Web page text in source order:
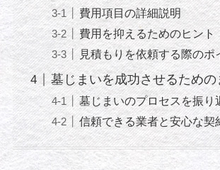
費用項目の詳細説明
費用を抑えるためのヒント
見積もりを依頼する際のポ
墓じまいを成功させるための
墓じまいのプロセスを振り
信頼できる業者と安心な契